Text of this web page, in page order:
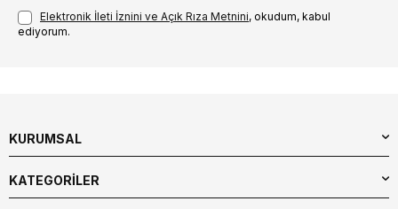
Elektronik İleti İzni‌ni ve Açık Rıza Metni‌ni, okudum, kabul
ediyorum.
KURUMSAL
KATEGORİLER